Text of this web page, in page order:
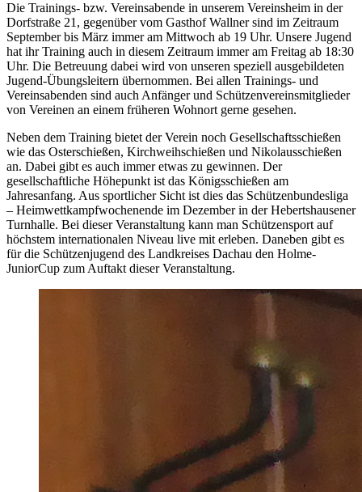
Die Trainings- bzw. Vereinsabende in unserem Vereinsheim in der
Dorfstraße 21, gegenüber vom Gasthof Wallner sind im Zeitraum
September bis März immer am Mittwoch ab 19 Uhr. Unsere Jugend
hat ihr Training auch in diesem Zeitraum immer am Freitag ab 18:30
Uhr. Die Betreuung dabei wird von unseren speziell ausgebildeten
Jugend-Übungsleitern übernommen. Bei allen Trainings- und
Vereinsabenden sind auch Anfänger und Schützenvereinsmitglieder
von Vereinen an einem früheren Wohnort gerne gesehen.
Neben dem Training bietet der Verein noch Gesellschaftsschießen
wie das Osterschießen, Kirchweihschießen und Nikolausschießen
an. Dabei gibt es auch immer etwas zu gewinnen. Der
gesellschaftliche Höhepunkt ist das Königsschießen am
Jahresanfang. Aus sportlicher Sicht ist dies das Schützenbundesliga
– Heimwettkampfwochenende im Dezember in der Hebertshausener
Turnhalle. Bei dieser Veranstaltung kann man Schützensport auf
höchstem internationalen Niveau live mit erleben. Daneben gibt es
für die Schützenjugend des Landkreises Dachau den Holme-
JuniorCup zum Auftakt dieser Veranstaltung.